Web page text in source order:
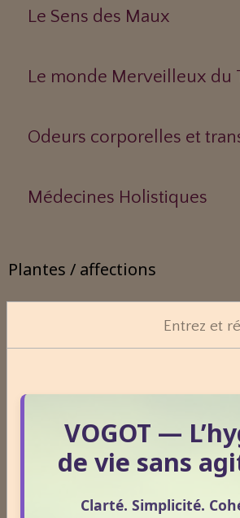
Le Sens des Maux
Le monde Merveilleux du
Odeurs corporelles et
Médecines Holistiques
Plantes / affections
Addiction
Allergies
Entrez et
VOGOT —
de vie sans
Clarté. Simplicité.